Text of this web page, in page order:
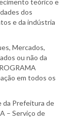
teórico e
dos
e da indústria
Mercados,
ou não da
em todos os
da Prefeitura de
– Serviço de